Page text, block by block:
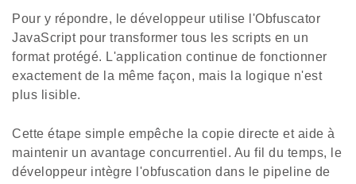
Pour y répondre, le développeur utilise l'Obfuscator
JavaScript pour transformer tous les scripts en un
format protégé. L'application continue de fonctionner
exactement de la même façon, mais la logique n'est
plus lisible.
Cette étape simple empêche la copie directe et aide à
maintenir un avantage concurrentiel. Au fil du temps, le
développeur intègre l'obfuscation dans le pipeline de